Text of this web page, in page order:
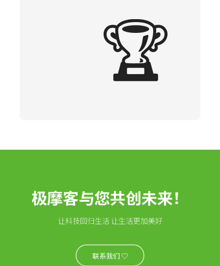
🏆
极摩客与您共创未来！
让科技回归生活 让生活更加美好
联系我们 ♡